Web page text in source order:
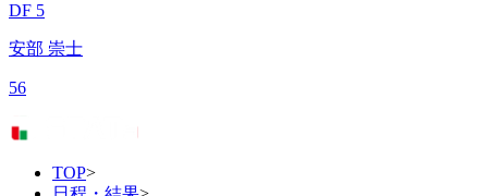
DF 5
安部 崇士
56
TOP>